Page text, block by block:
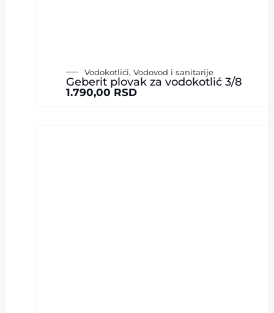
Vodokotlići, Vodovod i sanitarije
Geberit plovak za vodokotlić 3/8
1.790,00RSD